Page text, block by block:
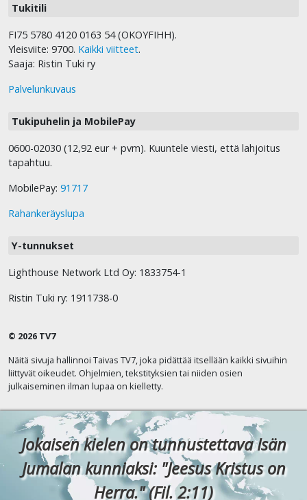
Tukitili
FI75 5780 4120 0163 54 (OKOYFIHH).
Yleisviite: 9700. Kaikki viitteet.
Saaja: Ristin Tuki ry
Palvelunkuvaus
Tukipuhelin ja MobilePay
0600-02030 (12,92 eur + pvm). Kuuntele viesti, että lahjoitus
tapahtuu.
MobilePay: 91717
Rahankeräyslupa
Y-tunnukset
Lighthouse Network Ltd Oy: 1833754-1
Ristin Tuki ry: 1911738-0
© 2026 TV7
Näitä sivuja hallinnoi Taivas TV7, joka pidättää itsellään kaikki sivuihin
liittyvät oikeudet. Ohjelmien, tekstityksien tai niiden osien
julkaiseminen ilman lupaa on kielletty.
Jokaisen kielen on tunnustettava Isän
Jumalan kunniaksi: "Jeesus Kristus on
Herra." (Fil. 2:11)